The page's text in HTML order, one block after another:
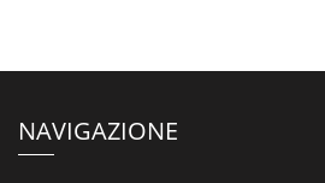
NAVIGAZIONE